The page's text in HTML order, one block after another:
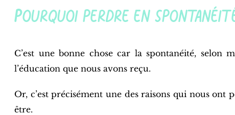
Pourquoi perdre en
C’est une bonne chose car la spontanéité, selon
l’éducation que nous avons reçu.
Or, c’est précisément une des raisons qui nous ont
être.